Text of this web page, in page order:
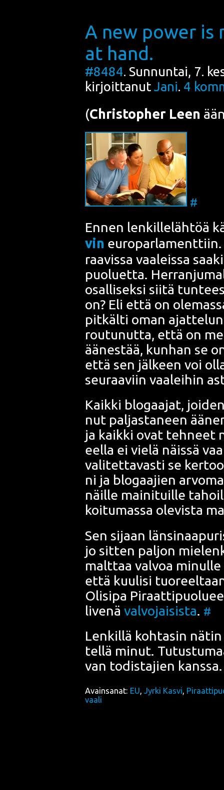
A new power is
at hand.
#8484. Sunnuntai, 7.
kirjoittanut Jani. 4
(Chris­top­her Leen
#
Ennen len­kil­le­läh­töä
vin euro­par­la­ment­tiin
raa­vis­sa vaa­leis­sa
puo­luet­ta.
osal­li­sek­si sii­tä
on? Eli että on
pit­käl­ti oman
rou­tu­nut­ta, että on
äänes­tää, kun­han se
että sen jäl­keen voi
seu­raa­viin vaa­lei­hin
Kaik­ki blo­gaa­jat,
nut pal­jas­ta­neen
ja kaik­ki ovat teh­neet
eel­la ei vie­lä näis­sä
vali­tet­ta­vas­ti se
ni ja blo­gaa­jien
näil­le mai­ni­tuil­le
koi­tu­mas­sa ole­vis­ta
Sen sijaan
jo sit­ten pal­jon
malt­taa val­voa
että kuu­li­si
Oli­si­pa
live­nä val­vo­jai­sis­ta. #
Len­kil­lä koh­ta­sin
tel­lä minut.
van todis­ta­jien
Avainsanat: EU, Jyrki Kasvi,
vaali